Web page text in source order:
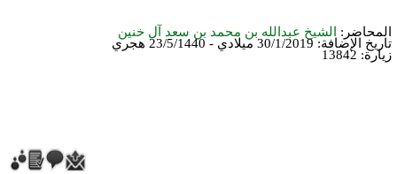
المحاضر:
الشيخ عبدالله بن محمد بن سعد آل خنين
تاريخ الإضافة: 30/1/2019 ميلادي - 23/5/1440 هجري
زيارة: 13842